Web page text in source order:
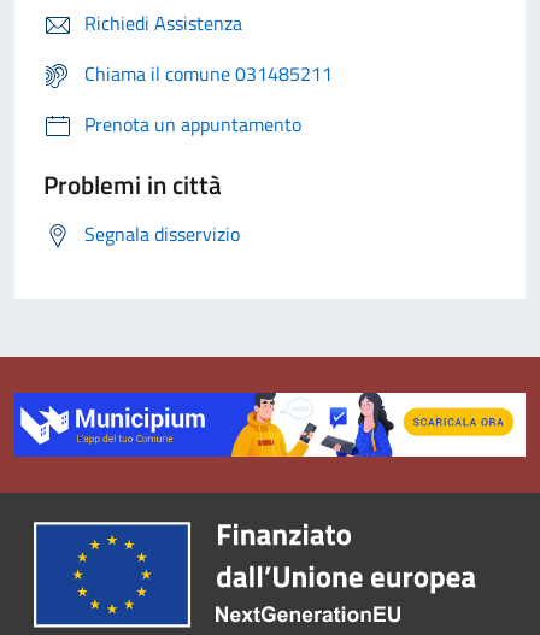
Richiedi Assistenza
Chiama il comune 031485211
Prenota un appuntamento
Problemi in città
Segnala disservizio